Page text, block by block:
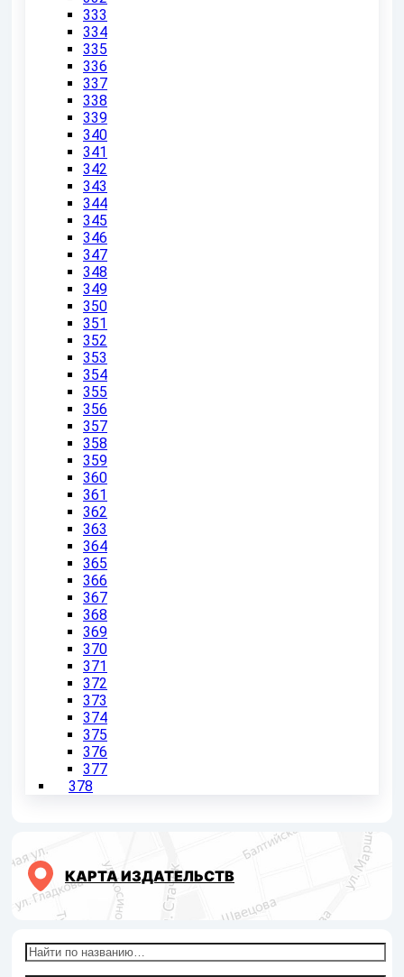
333
334
335
336
337
338
339
340
341
342
343
344
345
346
347
348
349
350
351
352
353
354
355
356
357
358
359
360
361
362
363
364
365
366
367
368
369
370
371
372
373
374
375
376
377
378
КАРТА ИЗДАТЕЛЬСТВ